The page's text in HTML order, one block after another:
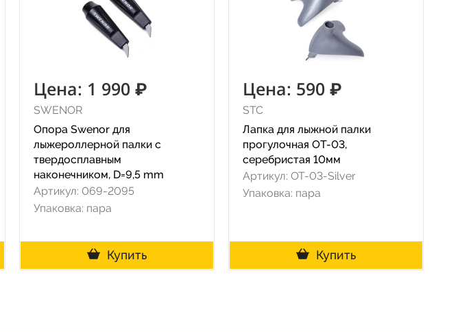
Цена: 1 990 ₽
SWENOR
Опора Swenor для
лыжероллерной палки с
твердосплавным
наконечником, D=9,5 mm
Артикул: 069-2095
Упаковка: пара
Купить
Цена: 590 ₽
STC
Лапка для лыжной палки
прогулочная ОТ-03,
серебристая 10мм
Артикул: ОТ-03-Silver
Упаковка: пара
Купить